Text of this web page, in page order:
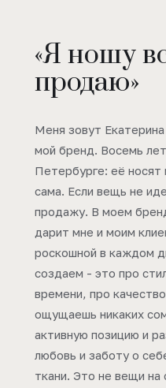
«Я ношу
продаю»
Меня зовут
мой бренд. Восемь
Петербурге: её носят
сама. Если вещь не
продажу. В моем
дарит мне и моим
роскошной в каждом
создаем - это про
времени, про
ощущаешь никаких
активную позицию и
любовь и заботу о
ткани. Это не вещи на